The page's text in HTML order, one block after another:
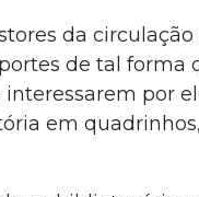
da
de tal forma
por
em